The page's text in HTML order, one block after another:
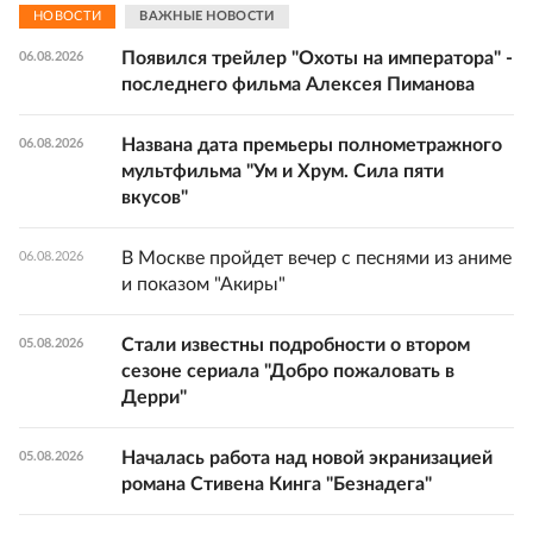
НОВОСТИ ВАЖНЫЕ НОВОСТИ
06.08.2026
Появился трейлер "Охоты на императора" -
последнего фильма Алексея Пиманова
06.08.2026
Названа дата премьеры полнометражного
мультфильма "Ум и Хрум. Сила пяти
вкусов"
06.08.2026
В Москве пройдет вечер с песнями из аниме
и показом "Акиры"
05.08.2026
Стали известны подробности о втором
сезоне сериала "Добро пожаловать в
Дерри"
05.08.2026
Началась работа над новой экранизацией
романа Стивена Кинга "Безнадега"